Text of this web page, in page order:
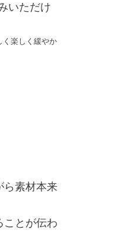
いただけ
く楽しく緩やか
ら素材本来
ことが伝わ